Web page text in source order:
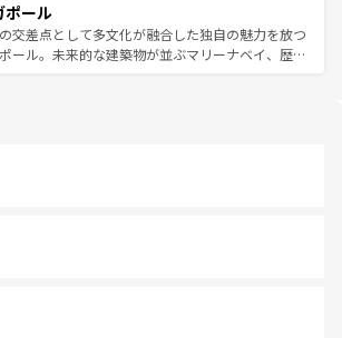
ほしい。
気候は一年中温暖で、どの季節にも異なる楽しみ
いる。親しみやすいタイの人々、仏教を中心とし
そして多様な観光資源が、訪れる旅人を魅了し続
を訪れても感動するはず。観光スポットが密集し
効率よく見どころを回れるのも魅力。息をのむよ
から文化的な体験まで、香港を存分に楽しみ尽く
ポール
交差点として多文化が融合した独自の魅力を放つ
ール。未来的な建築物が並ぶマリーナベイ、歴史
カーズは地元の風情を楽しめる外せないスポット